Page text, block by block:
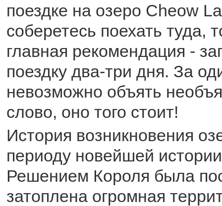
поездке на озеро Cheow
соберетесь поехать туда,
главная рекомендация -
поездку два-три дня. За
невозможно объять
слово, оно того стоит!
История возникновения
периоду новейшей
Решением Короля была
затоплена огромная